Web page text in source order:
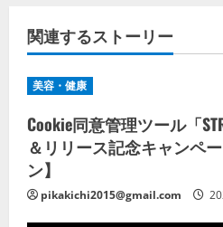
関連するストーリー
美容・健康
Cookie同意管理ツール「
＆リリース記念キャンペ
ン】
pikakichi2015@gmail.com